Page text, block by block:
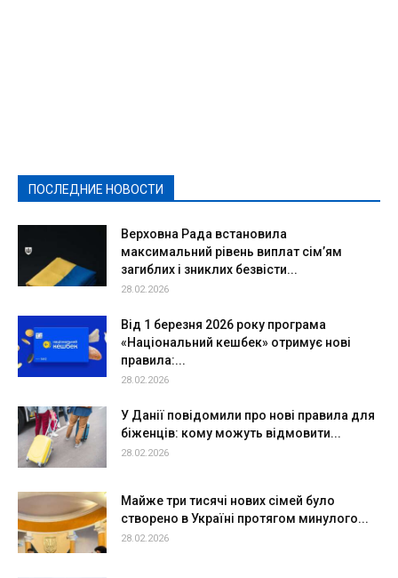
ПОСЛЕДНИЕ НОВОСТИ
Верховна Рада встановила
максимальний рівень виплат сім’ям
загиблих і зниклих безвісти...
28.02.2026
Від 1 березня 2026 року програма
«Національний кешбек» отримує нові
правила:...
28.02.2026
У Данії повідомили про нові правила для
біженців: кому можуть відмовити...
28.02.2026
Майже три тисячі нових сімей було
створено в Україні протягом минулого...
28.02.2026